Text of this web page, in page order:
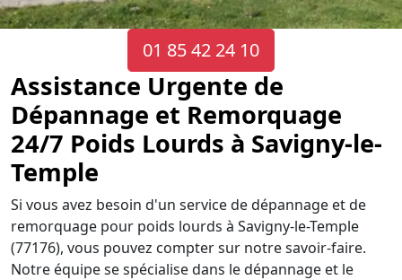
01 85 42 24 10
Assistance Urgente de
Dépannage et Remorquage
24/7 Poids Lourds à Savigny-le-
Temple
Si vous avez besoin d'un service de dépannage et de
remorquage pour poids lourds à Savigny-le-Temple
(77176), vous pouvez compter sur notre savoir-faire.
Notre équipe se spécialise dans le dépannage et le